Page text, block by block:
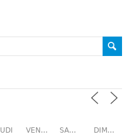
VENDREDI SAMEDI DIMANCHE